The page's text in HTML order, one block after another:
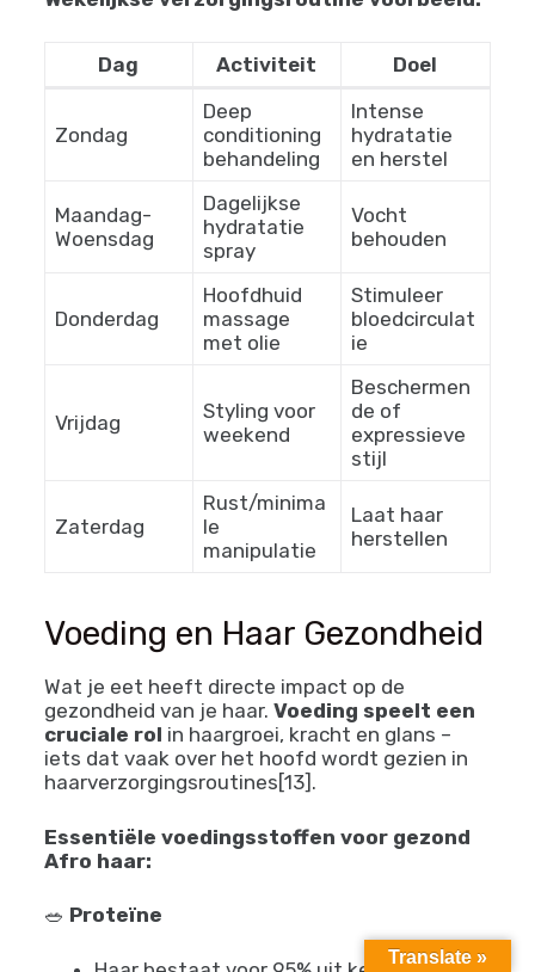
Verwijder gespleten punten elke 8-12
weken
Voorkomt verdere schade en breuk
Wekelijkse verzorgingsroutine voorbeeld:
Activiteit Doel
Deep
Intense
en herstel
Dagelijkse
spray
Vocht
behouden
Hoofdhuid
massage
Stimuleer
Styling voor
Beschermen
de of
stijl
Zaterdag
Rust/minima
le
manipulatie
Laat haar
herstellen
Voeding en Haar Gezondheid
Wat je eet heeft directe impact op de
Voeding speelt een
Translate »